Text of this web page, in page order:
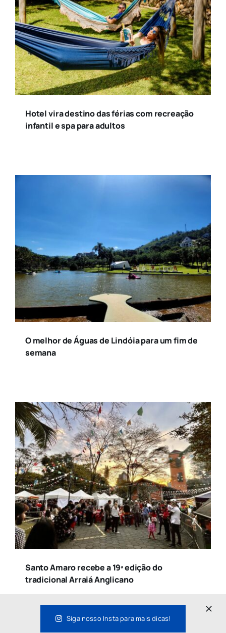
Hotel vira destino das férias com recreação
infantil e spa para adultos
O melhor de Águas de Lindóia para um fim de
semana
Santo Amaro recebe a 19ª edição do
tradicional Arraiá Anglicano
Siga nosso Insta para mais dicas!